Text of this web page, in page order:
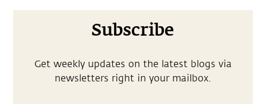
Subscribe
Get weekly updates on the latest blogs via
newsletters right in your mailbox.